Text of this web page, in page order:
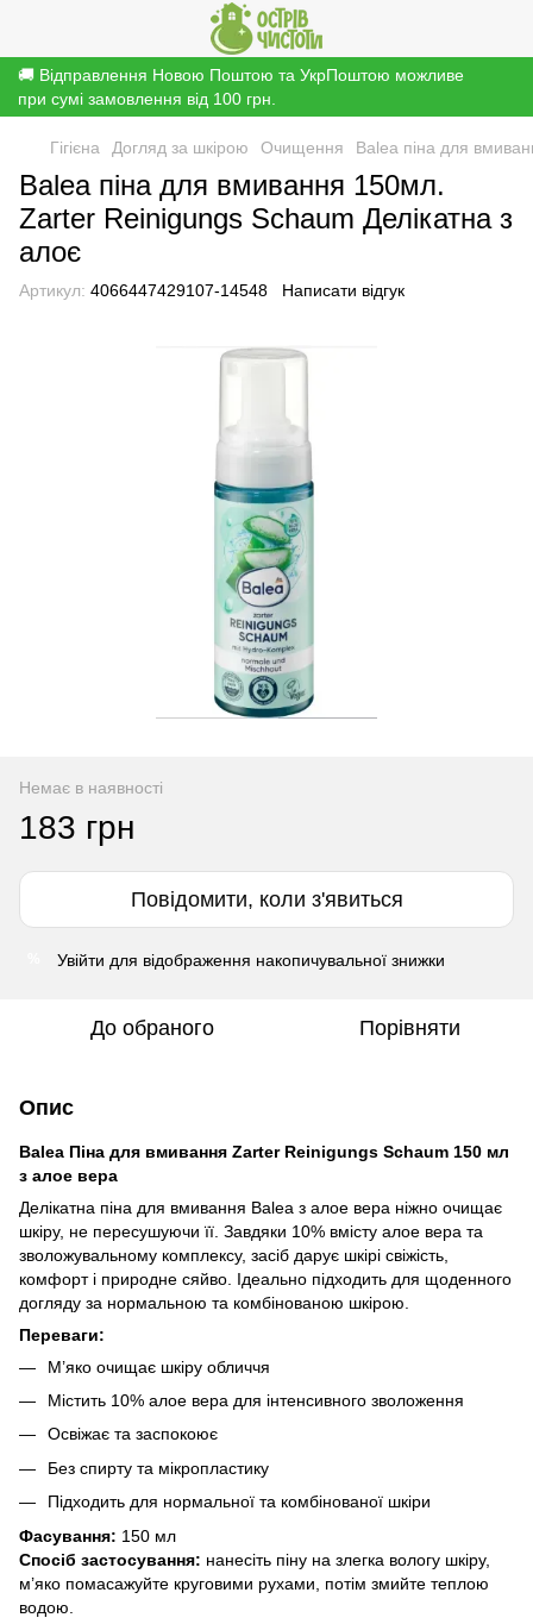
🚚 Відправлення Новою Поштою та УкрПоштою можливе
при сумі замовлення від 100 грн.
Гігієна Догляд за шкірою Очищення Balea піна для
Balea піна для вмивання 150мл.
Zarter Reinigungs Schaum Делікатна з
алоє
Артикул: 4066447429107-14548 Написати відгук
Немає в наявності
183 грн
Повідомити, коли з'явиться
Увійти для відображення накопичувальної знижки
До обраного Порівняти
Опис
Balea Піна для вмивання Zarter Reinigungs Schaum 150 мл
з алое вера
Делікатна піна для вмивання Balea з алое вера ніжно очищає
шкіру, не пересушуючи її. Завдяки 10% вмісту алое вера та
зволожувальному комплексу, засіб дарує шкірі свіжість,
комфорт і природне сяйво. Ідеально підходить для щоденного
догляду за нормальною та комбінованою шкірою.
Переваги:
М’яко очищає шкіру обличчя
Містить 10% алое вера для інтенсивного зволоження
Освіжає та заспокоює
Без спирту та мікропластику
Підходить для нормальної та комбінованої шкіри
Фасування: 150 мл
Спосіб застосування: нанесіть піну на злегка вологу шкіру,
м’яко помасажуйте круговими рухами, потім змийте теплою
водою.